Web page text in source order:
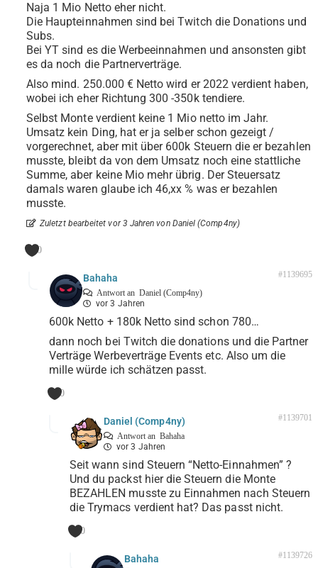
Naja 1 Mio Netto eher nicht.
Die Haupteinnahmen sind bei Twitch die Donations und
Subs.
Bei YT sind es die Werbeeinnahmen und ansonsten gibt
es da noch die Partnerverträge.
Also mind. 250.000 € Netto wird er 2022 verdient haben,
wobei ich eher Richtung 300 -350k tendiere.
Selbst Monte verdient keine 1 Mio netto im Jahr.
Umsatz kein Ding, hat er ja selber schon gezeigt /
vorgerechnet, aber mit über 600k Steuern die er bezahlen
musste, bleibt da von dem Umsatz noch eine stattliche
Summe, aber keine Mio mehr übrig. Der Steuersatz
damals waren glaube ich 46,xx % was er bezahlen
musste.
Zuletzt bearbeitet vor 3 Jahren von Daniel (Comp4ny)
0
Bahaha
Antwort an Daniel (Comp4ny)
vor 3 Jahren
#1139695
600k Netto + 180k Netto sind schon 780…
dann noch bei Twitch die donations und die Partner
Verträge Werbeverträge Events etc. Also um die
mille würde ich schätzen passt.
0
Daniel (Comp4ny)
Antwort an Bahaha
vor 3 Jahren
#1139701
Seit wann sind Steuern “Netto-Einnahmen” ?
Und du packst hier die Steuern die Monte
BEZAHLEN musste zu Einnahmen nach Steuern
die Trymacs verdient hat? Das passt nicht.
0
Bahaha #1139726